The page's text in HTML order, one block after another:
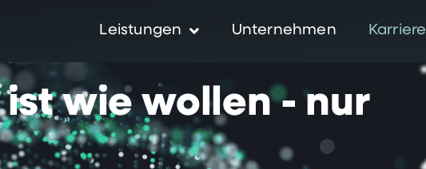
Leistungen Unternehmen Karriere
ist wie wollen - nur